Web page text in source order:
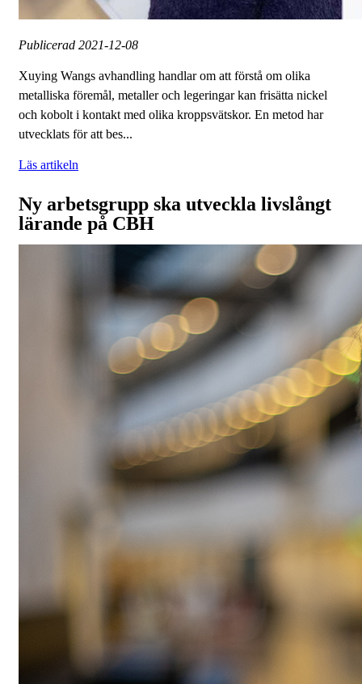
Publicerad 2021-12-08
Xuying Wangs avhandling handlar om att förstå om olika
metalliska föremål, metaller och legeringar kan frisätta nickel
och kobolt i kontakt med olika kroppsvätskor. En metod har
utvecklats för att bes...
Läs artikeln
Ny arbetsgrupp ska utveckla livslångt
lärande på CBH